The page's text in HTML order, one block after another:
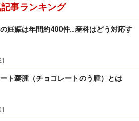
栄養を意識的にとることでもPMS
には、まめ、緑黄色野菜、海藻
玄米、そばなどの精製していな
糖、塩分、カフェイン（コーヒ
ョコレート）、アルコール、添加
その加工品（パン・ケーキ・パス
事ランキング
妊娠は年間約400件…産科はどう対応す
ト嚢腫（チョコレートのう腫）とは